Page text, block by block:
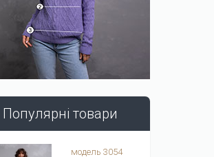
Популярні товари
модель 3054